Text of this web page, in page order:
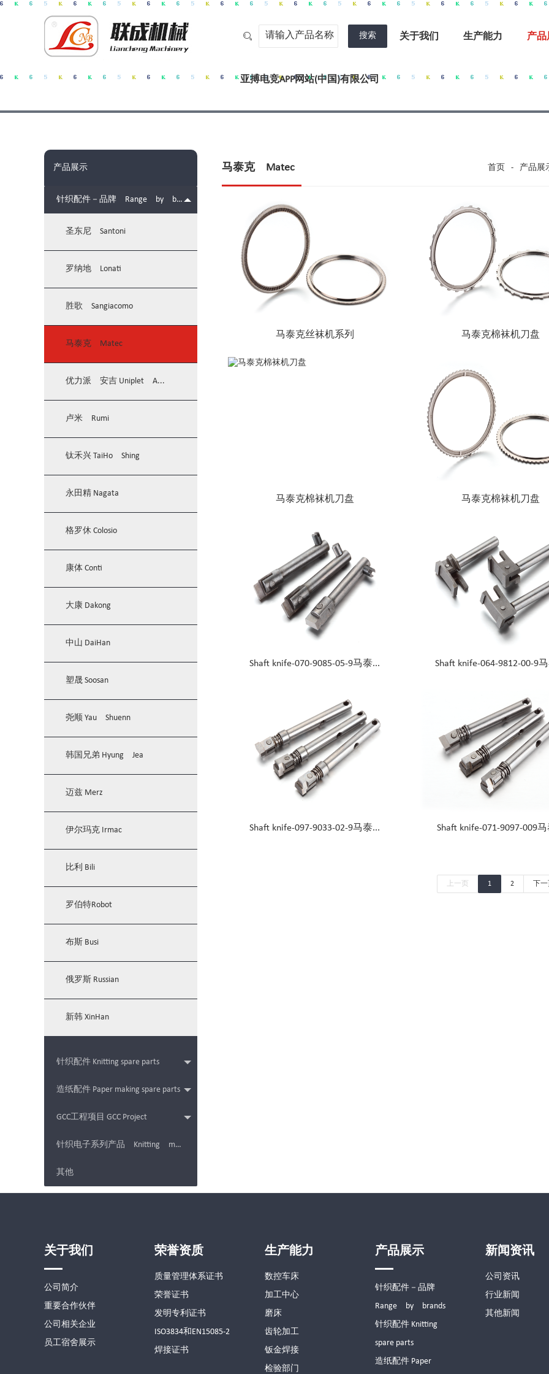
 搜索 关于我们 生产能力 产品
亚搏电竞APP网站(中国)有限公司
产品展示
针织配件－品牌 Range by brands
圣东尼 Santoni
罗纳地 Lonati
胜歌 Sangiacomo
马泰克 Matec
优力派 安吉 Uniplet A...
卢米 Rumi
钛禾兴 TaiHo Shing
永田精 Nagata
格罗休 Colosio
康体 Conti
大康 Dakong
中山 DaiHan
塑晟 Soosan
尧顺 Yau Shuenn
韩国兄弟 Hyung Jea
迈兹 Merz
伊尔玛克 Irmac
比利 Bili
罗伯特Robot
布斯 Busi
俄罗斯 Russian
新韩 XinHan
针织配件 Knitting spare parts
造纸配件 Paper making spare parts
GCC工程项目 GCC Project
针织电子系列产品 Knitting machine Electronics products
其他
马泰克 Matec 首页 - 产品展
马泰克丝袜机系列 马泰克棉袜机刀盘
马泰克棉袜机刀盘 马泰克棉袜机刀盘
Shaft knife-070-9085-05-9马泰... Shaft knife-064-9812-00-9
Shaft knife-097-9033-02-9马泰... Shaft knife-071-9097-009马
上一页 1 2 下
关于我们
公司简介
重要合作伙伴
公司相关企业
员工宿舍展示
荣誉资质
质量管理体系证书
荣誉证书
发明专利证书
ISO3834和EN15085-2
焊接证书
生产能力
数控车床
加工中心
磨床
齿轮加工
钣金焊接
检验部门
产品展示
针织配件－品牌
Range by brands
针织配件 Knitting
spare parts
造纸配件 Paper
新闻资讯
公司资讯
行业新闻
其他新闻